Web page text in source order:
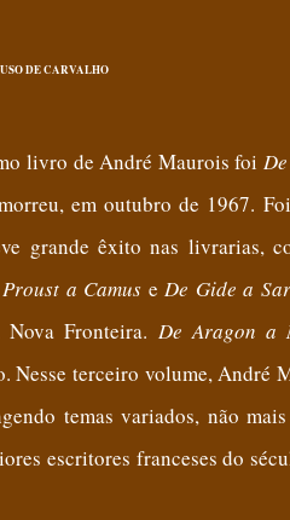
DE CARVALHO
livro de André Maurois foi
em outubro de 1967.
grande êxito nas livrarias,
Proust a Camus eDe Gide a
Fronteira. De Aragon a
Nesse terceiro volume, André
temas variados, não
escritores franceses do